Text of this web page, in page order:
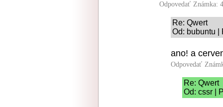
Odpovedať Známka:
Re: Qwert
Od: bubuntu |
ano! a
Odpovedať
Re: Qwert
Od: cssr |